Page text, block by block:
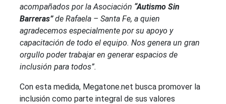
acompañados por la Asociación “Autismo Sin
Barreras”de Rafaela – Santa Fe, a quien
agradecemos especialmente por su apoyo y
capacitación de todo el equipo. Nos genera un gran
orgullo poder trabajar en generar espacios de
inclusión para todos”.
Con esta medida, Megatone.net busca promover la
inclusión como parte integral de sus valores